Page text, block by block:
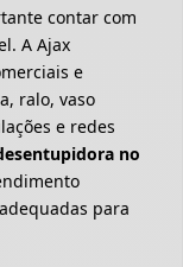
contar com
A Ajax
e
ralo, vaso
e redes
no
para